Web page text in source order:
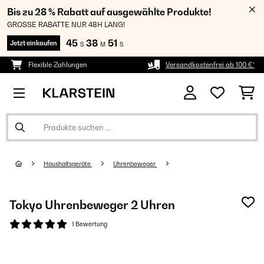
Bis zu 28 % Rabatt auf ausgewählte Produkte!
GROSSE RABATTE NUR 48H LANG!
Jetzt einkaufen 45 S 38 M 51 S
Flexible Zahlungen Versandkostenfrei ab 100 €*
Haushaltsgeräte Uhrenbeweger
Tokyo Uhrenbeweger 2 Uhren
1 Bewertung